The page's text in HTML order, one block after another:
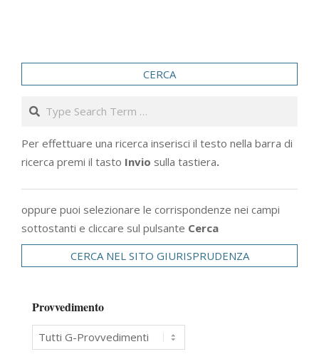
CERCA
Search
Per effettuare una ricerca inserisci il testo nella barra di
ricerca premi il tasto Invio sulla tastiera.
oppure puoi selezionare le corrispondenze nei campi
sottostanti e cliccare sul pulsante Cerca
CERCA NEL SITO GIURISPRUDENZA
Provvedimento